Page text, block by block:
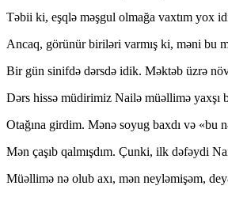
Təbii ki, eşqlə məşgul olmağa vaxtım yox
Ancaq, görünür biriləri varmış ki, məni bu
Bir gün sinifdə dərsdə idik. Məktəb üzrə
Dərs hissə müdirimiz Nailə müəllimə yaxşı
Otağına girdim. Mənə soyug baxdı və «bu
Mən çaşıb qalmışdım. Çunki, ilk dəfəydi
Müəllimə nə olub axı, mən neyləmişəm,